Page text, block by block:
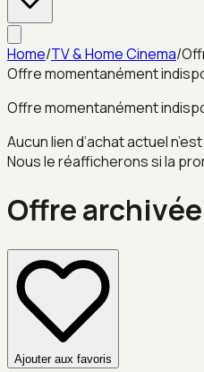
Home/TV & Home Cinema/
Offre momentanément
Offre momentanément
Aucun lien d’achat actuel
Nous le réafficherons si la
Offre archivée
Ajouter aux favoris